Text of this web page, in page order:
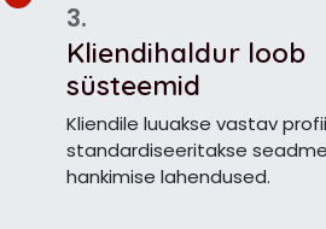
3.
Kliendihaldur loob
süsteemid
Kliendile luuakse vastav
standardiseeritakse
hankimise lahendused.